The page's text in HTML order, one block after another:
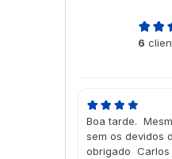
6
Boa tarde.
sem os devidos
obrigado Carlos